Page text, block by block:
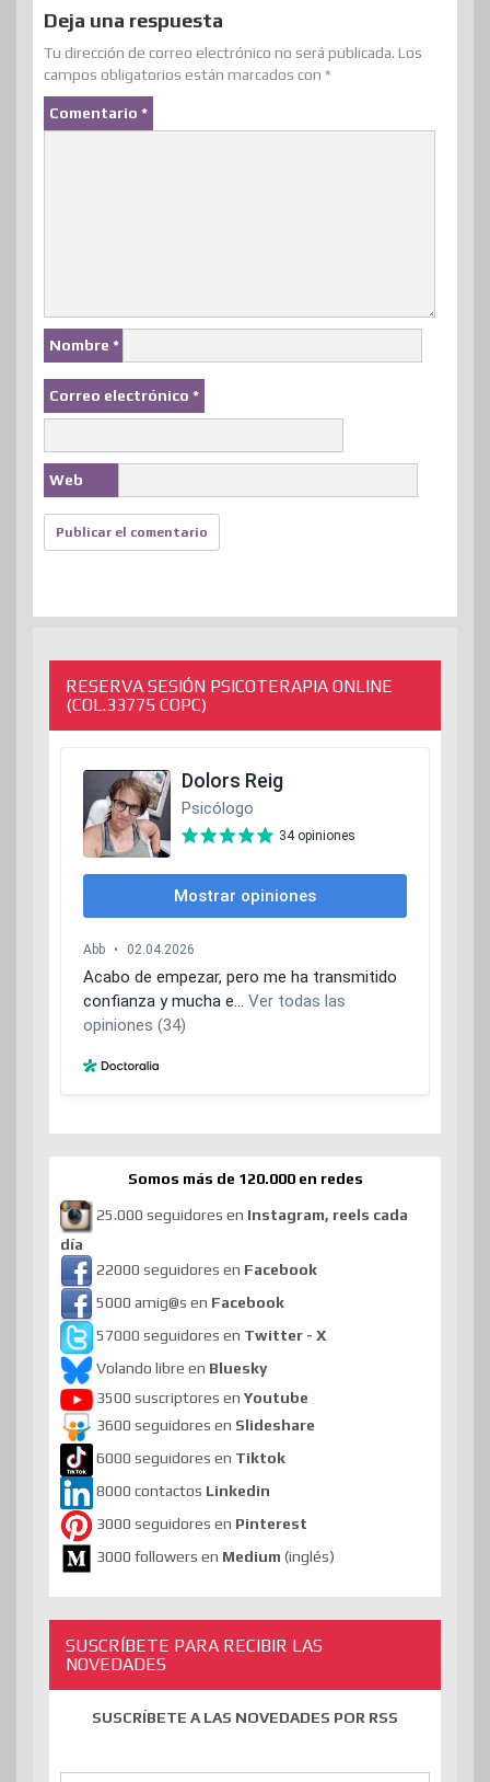
Deja una respuesta
Tu dirección de correo electrónico no será publicada. Los
campos obligatorios están marcados con *
Comentario *
Nombre *
Correo electrónico *
Web
RESERVA SESIÓN PSICOTERAPIA ONLINE
(COL.33775 COPC)
Somos más de 120.000 en redes
25.000 seguidores en Instagram, reels cada
día
22000 seguidores en Facebook
5000 amig@s en Facebook
57000 seguidores en Twitter - X
Volando libre en Bluesky
3500 suscriptores en Youtube
3600 seguidores en Slideshare
6000 seguidores en Tiktok
8000 contactos Linkedin
3000 seguidores en Pinterest
3000 followers en Medium (inglés)
SUSCRÍBETE PARA RECIBIR LAS
NOVEDADES
SUSCRÍBETE A LAS NOVEDADES POR RSS